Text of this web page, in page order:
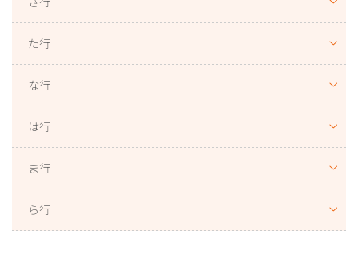
た行
な行
は行
ま行
ら行